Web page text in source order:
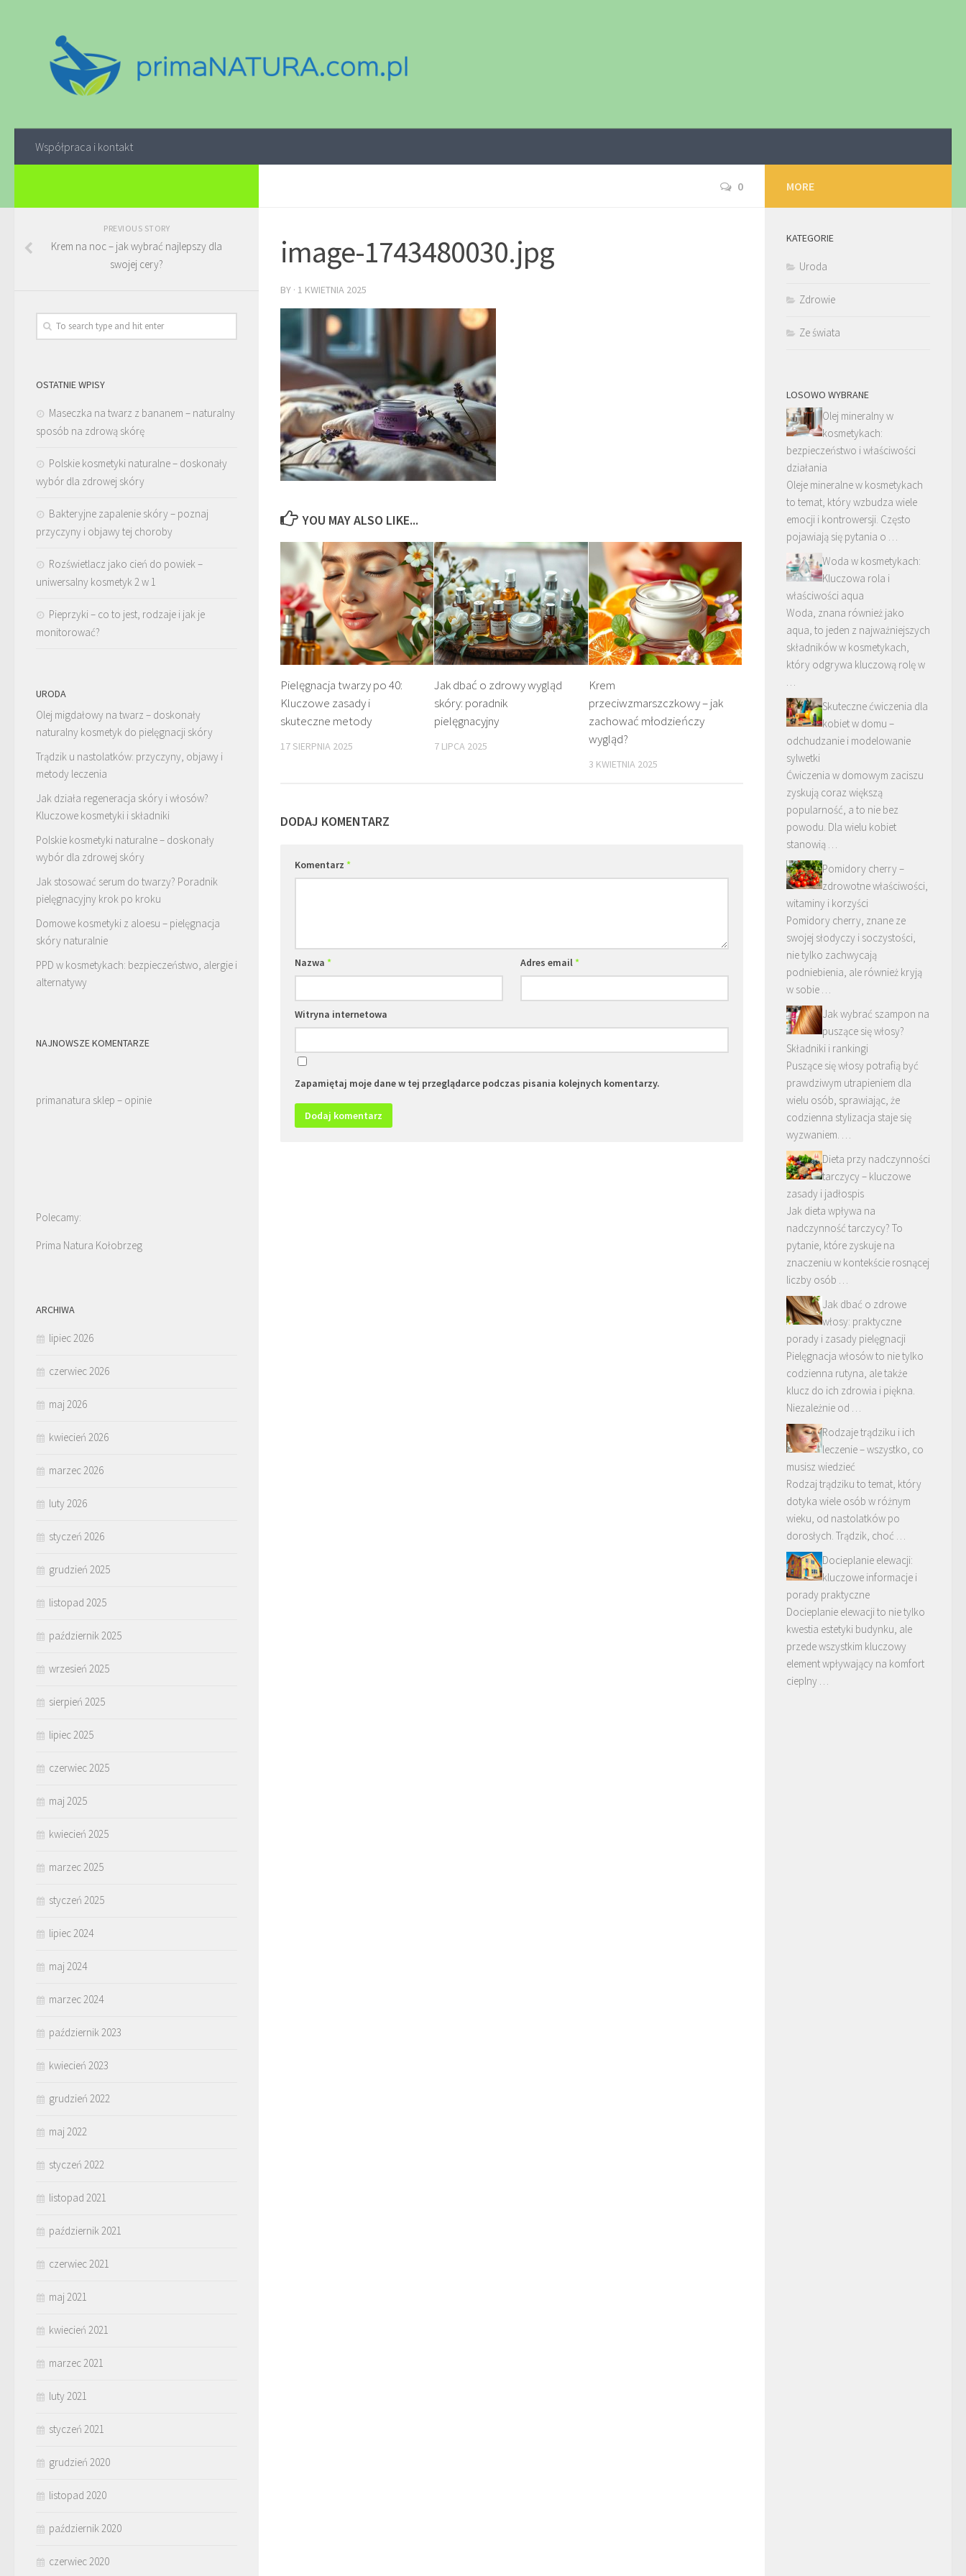
Współpraca i kontakt
0
image-1743480030.jpg
BY · 1 KWIETNIA 2025
YOU MAY ALSO LIKE...
Pielęgnacja twarzy po 40:
Kluczowe zasady i
skuteczne metody
17 SIERPNIA 2025
Jak dbać o zdrowy wygląd
skóry: poradnik
pielęgnacyjny
7 LIPCA 2025
Krem
przeciwzmarszczkowy – jak
zachować młodzieńczy
wygląd?
3 KWIETNIA 2025
DODAJ KOMENTARZ
Komentarz *
Nazwa * Adres email*
Witryna internetowa
Zapamiętaj moje dane w tej przeglądarce podczas pisania kolejnych komentarzy.
PREVIOUS STORY
Krem na noc – jak wybrać najlepszy dla
swojej cery?
OSTATNIE WPISY
Maseczka na twarz z bananem – naturalny
sposób na zdrową skórę
Polskie kosmetyki naturalne – doskonały
wybór dla zdrowej skóry
Bakteryjne zapalenie skóry – poznaj
przyczyny i objawy tej choroby
Rozświetlacz jako cień do powiek –
uniwersalny kosmetyk 2 w 1
Pieprzyki – co to jest, rodzaje i jak je
monitorować?
URODA
Olej migdałowy na twarz – doskonały
naturalny kosmetyk do pielęgnacji skóry
Trądzik u nastolatków: przyczyny, objawy i
metody leczenia
Jak działa regeneracja skóry i włosów?
Kluczowe kosmetyki i składniki
Polskie kosmetyki naturalne – doskonały
wybór dla zdrowej skóry
Jak stosować serum do twarzy? Poradnik
pielęgnacyjny krok po kroku
Domowe kosmetyki z aloesu – pielęgnacja
skóry naturalnie
PPD w kosmetykach: bezpieczeństwo, alergie i
alternatywy
NAJNOWSZE KOMENTARZE
primanatura sklep – opinie
Polecamy:
Prima Natura Kołobrzeg
ARCHIWA
lipiec 2026
czerwiec 2026
maj 2026
kwiecień 2026
marzec 2026
luty 2026
styczeń 2026
grudzień 2025
listopad 2025
październik 2025
wrzesień 2025
sierpień 2025
lipiec 2025
czerwiec 2025
maj 2025
kwiecień 2025
marzec 2025
styczeń 2025
lipiec 2024
maj 2024
marzec 2024
październik 2023
kwiecień 2023
grudzień 2022
maj 2022
styczeń 2022
listopad 2021
październik 2021
czerwiec 2021
maj 2021
kwiecień 2021
marzec 2021
luty 2021
styczeń 2021
grudzień 2020
listopad 2020
październik 2020
czerwiec 2020
MORE
KATEGORIE
Uroda
Zdrowie
Ze świata
LOSOWO WYBRANE
Olej mineralny w
kosmetykach:
bezpieczeństwo i właściwości
działania
Oleje mineralne w kosmetykach
to temat, który wzbudza wiele
emocji i kontrowersji. Często
pojawiają się pytania o …
Woda w kosmetykach:
Kluczowa rola i
właściwości aqua
Woda, znana również jako
aqua, to jeden z najważniejszych
składników w kosmetykach,
który odgrywa kluczową rolę w
…
Skuteczne ćwiczenia dla
kobiet w domu –
odchudzanie i modelowanie
sylwetki
Ćwiczenia w domowym zaciszu
zyskują coraz większą
popularność, a to nie bez
powodu. Dla wielu kobiet
stanowią …
Pomidory cherry –
zdrowotne właściwości,
witaminy i korzyści
Pomidory cherry, znane ze
swojej słodyczy i soczystości,
nie tylko zachwycają
podniebienia, ale również kryją
w sobie …
Jak wybrać szampon na
puszące się włosy?
Składniki i rankingi
Puszące się włosy potrafią być
prawdziwym utrapieniem dla
wielu osób, sprawiając, że
codzienna stylizacja staje się
wyzwaniem. …
Dieta przy nadczynności
tarczycy – kluczowe
zasady i jadłospis
Jak dieta wpływa na
nadczynność tarczycy? To
pytanie, które zyskuje na
znaczeniu w kontekście rosnącej
liczby osób …
Jak dbać o zdrowe
włosy: praktyczne
porady i zasady pielęgnacji
Pielęgnacja włosów to nie tylko
codzienna rutyna, ale także
klucz do ich zdrowia i piękna.
Niezależnie od …
Rodzaje trądziku i ich
leczenie – wszystko, co
musisz wiedzieć
Rodzaj trądziku to temat, który
dotyka wiele osób w różnym
wieku, od nastolatków po
dorosłych. Trądzik, choć …
Docieplanie elewacji:
kluczowe informacje i
porady praktyczne
Docieplanie elewacji to nie tylko
kwestia estetyki budynku, ale
przede wszystkim kluczowy
element wpływający na komfort
cieplny …